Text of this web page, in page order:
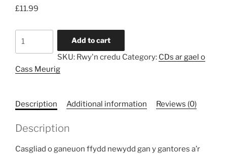
£11.99
Add to cart
SKU: Rwy'n credu Category: CDs ar gael o
Cass Meurig
Description Additional information Reviews (0)
Description
Casgliad o ganeuon ffydd newydd gan y gantores a’r